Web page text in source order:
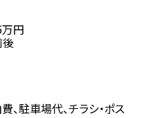
円
、駐車場代、チラシ・ポス